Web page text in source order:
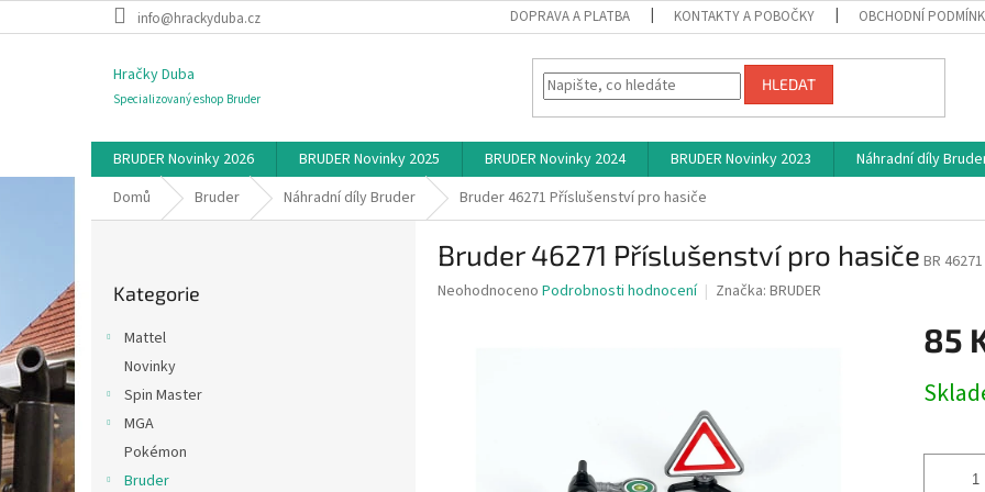
na
info@hrackyduba.cz DOPRAVA A PLATBA KONTAKTY A POBOČKY OBCHODNÍ
Hračky Duba
Specializovaný eshop Bruder
HLEDAT
BRUDER Novinky 2026 BRUDER Novinky 2025 BRUDER Novinky 2024 BRUDER Novinky 2023 Náhradní díly
Domů
Bruder Náhradní díly Bruder Bruder 46271 Příslušenství pro hasiče
kategorie
Kategorie
Mattel
Novinky
Spin Master
MGA
Pokémon
Bruder
Bruder 46271 Příslušenství pro hasiče BR 46271
Průměrné
Neohodnoceno Podrobnosti hodnocení Značka: BRUDER
85
cena: